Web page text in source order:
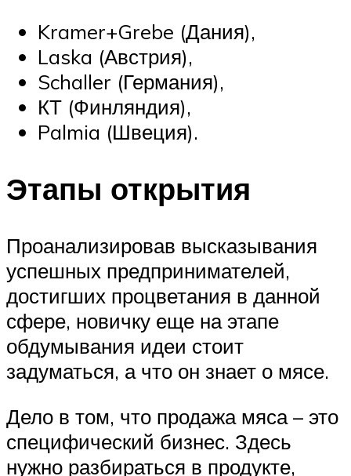
Kramer+Grebe (Дания),
Laska (Австрия),
Schaller (Германия),
КТ (Финляндия),
Palmia (Швеция).
Этапы открытия
Проанализировав высказывания
успешных предпринимателей,
достигших процветания в данной
сфере, новичку еще на этапе
обдумывания идеи стоит
задуматься, а что он знает о мясе.
Дело в том, что продажа мяса – это
специфический бизнес. Здесь
нужно разбираться в продукте,